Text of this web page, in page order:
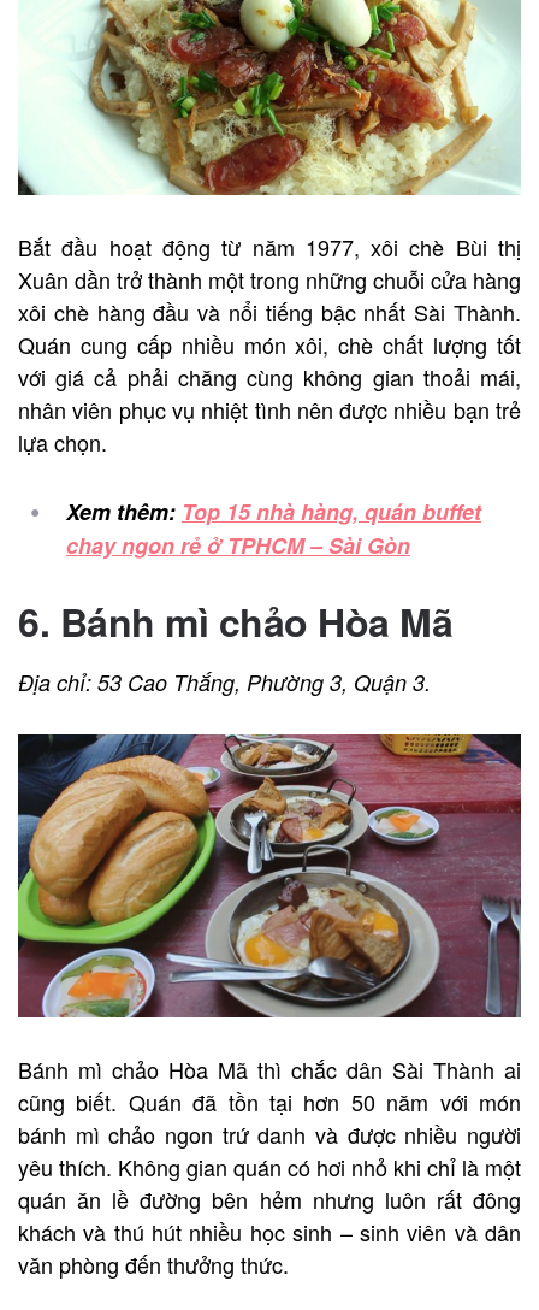
Bắt đầu hoạt động từ năm 1977, xôi chè Bùi thị
Xuân dần trở thành một trong những chuỗi cửa hàng
xôi chè hàng đầu và nổi tiếng bậc nhất Sài Thành.
Quán cung cấp nhiều món xôi, chè chất lượng tốt
với giá cả phải chăng cùng không gian thoải mái,
nhân viên phục vụ nhiệt tình nên được nhiều bạn trẻ
lựa chọn.
Xem thêm: Top 15 nhà hàng, quán buffet
chay ngon rẻ ở TPHCM – Sài Gòn
6. Bánh mì chảo Hòa Mã
Địa chỉ: 53 Cao Thắng, Phường 3, Quận 3.
Bánh mì chảo Hòa Mã thì chắc dân Sài Thành ai
cũng biết. Quán đã tồn tại hơn 50 năm với món
bánh mì chảo ngon trứ danh và được nhiều người
yêu thích. Không gian quán có hơi nhỏ khi chỉ là một
quán ăn lề đường bên hẻm nhưng luôn rất đông
khách và thú hút nhiều học sinh – sinh viên và dân
văn phòng đến thưởng thức.